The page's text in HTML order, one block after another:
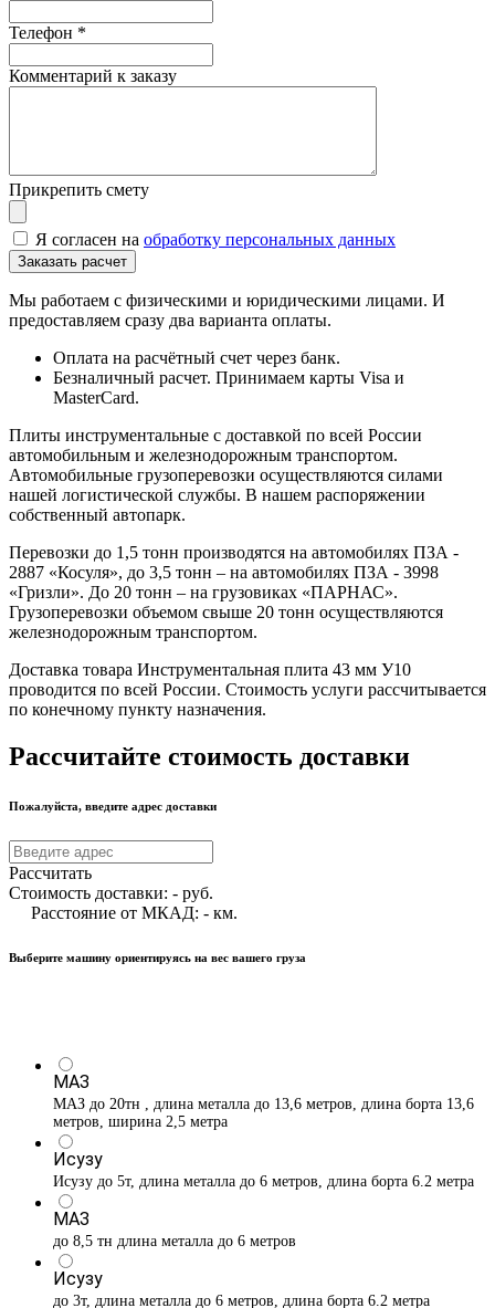
Телефон *
Комментарий к заказу
Прикрепить смету
Я согласен на обработку персональных данных
Мы работаем с физическими и юридическими лицами. И
предоставляем сразу два варианта оплаты.
Оплата на расчётный счет через банк.
Безналичный расчет. Принимаем карты Visa и
MasterCard.
Плиты инструментальные с доставкой по всей России
автомобильным и железнодорожным транспортом.
Автомобильные грузоперевозки осуществляются силами
нашей логистической службы. В нашем распоряжении
собственный автопарк.
Перевозки до 1,5 тонн производятся на автомобилях ПЗА -
2887 «Косуля», до 3,5 тонн – на автомобилях ПЗА - 3998
«Гризли». До 20 тонн – на грузовиках «ПАРНАС».
Грузоперевозки объемом свыше 20 тонн осуществляются
железнодорожным транспортом.
Доставка товара Инструментальная плита 43 мм У10
проводится по всей России. Стоимость услуги рассчитывается
по конечному пункту назначения.
Рассчитайте стоимость доставки
Пожалуйста, введите адрес доставки
Рассчитать
Стоимость доставки: - руб.
Расстояние от МКАД: - км.
Выберите машину ориентируясь на вес вашего груза
МАЗ
МАЗ до 20тн , длина металла до 13,6 метров, длина борта 13,6
метров, ширина 2,5 метра
Исузу
Исузу до 5т, длина металла до 6 метров, длина борта 6.2 метра
МАЗ
до 8,5 тн длина металла до 6 метров
Исузу
до 3т, длина металла до 6 метров, длина борта 6.2 метра